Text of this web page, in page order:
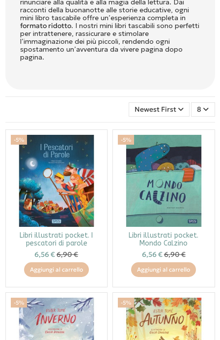
rinunciare alla qualità e alla magia della lettura. Dai
racconti della buonanotte alle storie educative, ogni
mini libro tascabile offre un’esperienza completa in
formato ridotto. I nostri mini libri tascabili sono perfetti
per intrattenere, rassicurare e stimolare
l’immaginazione dei più piccoli, rendendo ogni
spostamento un’avventura da vivere pagina dopo
pagina.
Newest First 8
-5%
Libri illustrati pocket. I
pescatori di parole
6,56 €6,90 €
Aggiungi al carrello
-5%
Libri illustrati pocket.
Mondo Calzino
6,56 €6,90 €
Aggiungi al carrello
-5% -5%